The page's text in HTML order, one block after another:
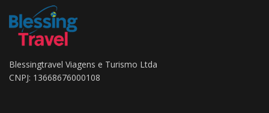
Blessingtravel Viagens e Turismo Ltda
CNPJ: 13668676000108